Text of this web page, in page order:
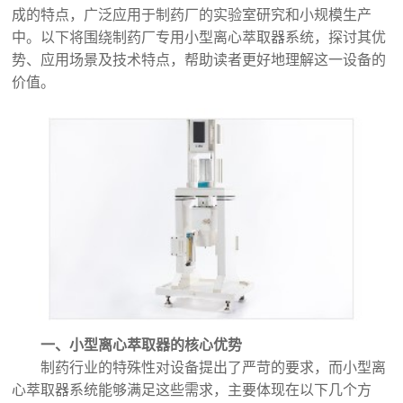
成的特点，广泛应用于制药厂的实验室研究和小规模生产
中。以下将围绕制药厂专用小型离心萃取器系统，探讨其优
势、应用场景及技术特点，帮助读者更好地理解这一设备的
价值。
一、小型离心萃取器的核心优势
制药行业的特殊性对设备提出了严苛的要求，而小型离
心萃取器系统能够满足这些需求，主要体现在以下几个方